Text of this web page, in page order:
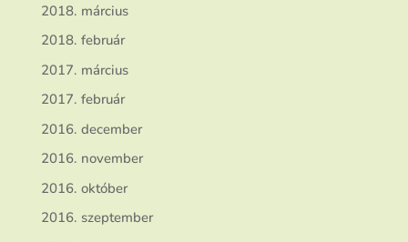
2018. március
2018. február
2017. március
2017. február
2016. december
2016. november
2016. október
2016. szeptember